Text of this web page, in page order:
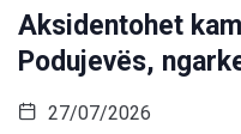
Aksidentohet
Podujevës,
27/07/2026